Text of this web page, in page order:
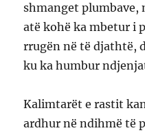
shmanget plumbave,
atë kohë ka mbetur i
rrugën në të djathtë,
ku ka humbur
Kalimtarët e rastit
ardhur në ndihmë të